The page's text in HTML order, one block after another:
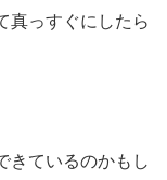
真っすぐにしたら
きているのかもし